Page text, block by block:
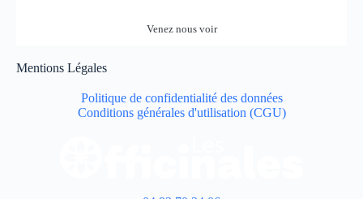
Venez nous voir
Mentions Légales
Politique de confidentialité des données
Conditions générales d'utilisation (CGU)